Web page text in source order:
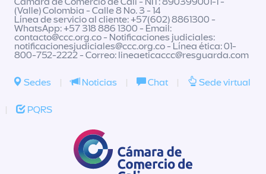
(Valle) Colombia - Calle 8 No. 3 - 14
Línea de servicio al cliente: +57(602) 8861300 -
WhatsApp: +57 318 886 1300 - Email:
contacto@ccc.org.co- Notificaciones judiciales:
notificacionesjudiciales@ccc.org.co- Línea ética: 01-
800-752-2222 - Correo: lineaeticaccc@resguarda.com
Sedes | Noticias | Chat | Sede virtual
| PQRS